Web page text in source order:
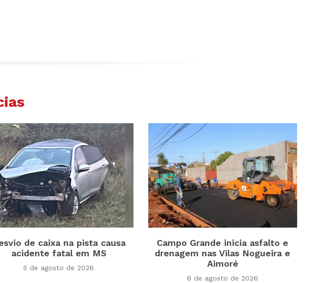
de caixa na pista causa
acidente fatal em MS
5 de agosto de 2026
Campo Grande inicia asfalto e
drenagem nas Vilas Nogueira e
Aimoré
6 de agosto de 2026